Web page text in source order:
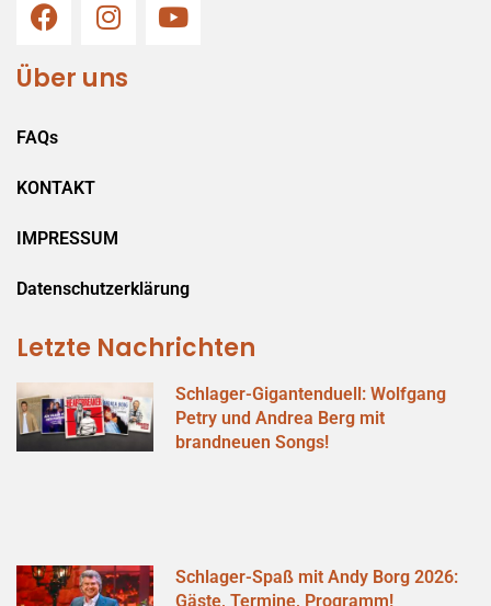
Über uns
FAQs
KONTAKT
IMPRESSUM
Datenschutzerklärung
Letzte Nachrichten
Schlager-Gigantenduell: Wolfgang
Petry und Andrea Berg mit
brandneuen Songs!
Schlager-Spaß mit Andy Borg 2026:
Gäste, Termine, Programm!